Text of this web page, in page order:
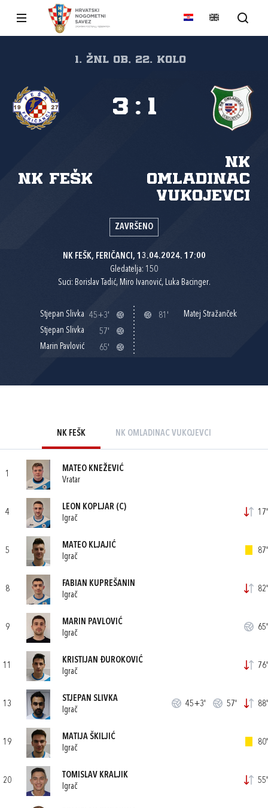
1. ŽNL OB, 22. kolo
NK FEŠK
NK
Omladinac
Vukojevci
3 : 1
ZAVRŠENO
NK FEŠK, FERIČANCI, 13.04.2024. 17:00
Gledatelja: 150
Suci: Borislav Tadić, Miro Ivanović, Luka Bacinger.
Stjepan Slivka 45+3'
Stjepan Slivka
57'
Marin Pavlović
65'
81' Matej Stražanček
NK FEŠK NK OMLADINAC VUKOJEVCI
1
MATEO KNEŽEVIĆ
Vratar
4
LEON KOPLJAR (C)
Igrač
17'
5
MATEO KLJAJIĆ
Igrač
87'
8
FABIAN KUPREŠANIN
Igrač
82'
9
MARIN PAVLOVIĆ
Igrač
65'
11
KRISTIJAN ĐUROKOVIĆ
Igrač
76'
13
STJEPAN SLIVKA
Igrač
45+3' 57' 88'
19
MATIJA ŠKILJIĆ
Igrač
80'
20
TOMISLAV KRALJIK
Igrač
55'